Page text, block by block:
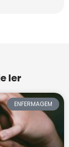
ler
ENFERMAGEM